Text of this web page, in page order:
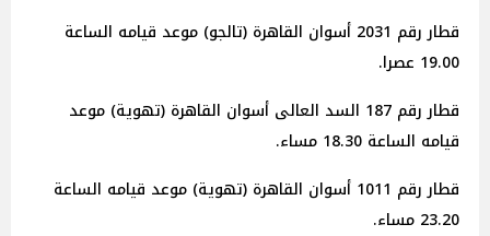
قطار رقم 2031 أسوان القاهرة (تالجو) موعد قيامه الساعة
19.00 عصرا.
قطار رقم 187 السد العالى أسوان القاهرة (تهوية) موعد
قيامه الساعة 18.30 مساء.
قطار رقم 1011 أسوان القاهرة (تهوية) موعد قيامه الساعة
23.20 مساء.